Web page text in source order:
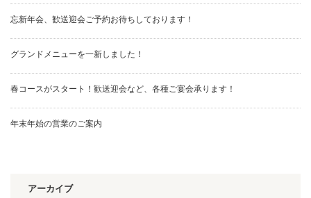
忘新年会、歓送迎会ご予約お待ちしております！
グランドメニューを一新しました！
春コースがスタート！歓送迎会など、各種ご宴会承ります！
年末年始の営業のご案内
アーカイブ